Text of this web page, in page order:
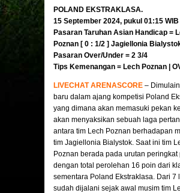
POLAND EKSTRAKLASA.
15 September 2024, pukul 01:15 WIB
Pasaran Taruhan Asian Handicap =
Poznan [ 0 : 1/2 ] Jagiellonia
Pasaran Over/Under = 2 3/4
Tips Kemenangan = Lech Poznan |
LIVECHAT ARENASCORE –
baru dalam ajang kompetisi Poland
yang dimana akan memasuki pekan
akan menyaksikan sebuah laga
antara tim Lech Poznan berhadapan
tim Jagiellonia Bialystok. Saat ini tim
Poznan berada pada urutan peringkat
dengan total perolehan 16 poin dari
sementara Poland Ekstraklasa. Dari 7
sudah dijalani sejak awal musim tim